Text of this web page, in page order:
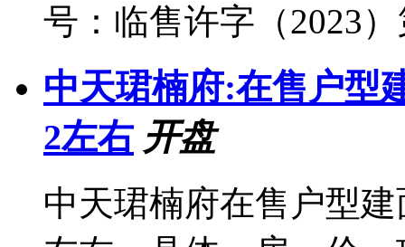
号：临售许字（2023
中天珺楠府:在售户型
2左右 开盘
中天珺楠府在售户型